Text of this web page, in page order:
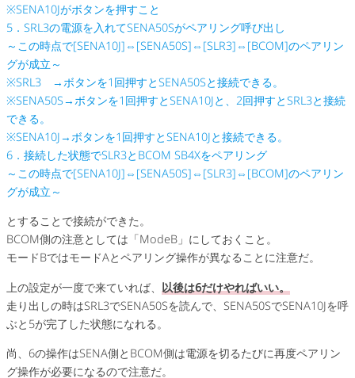
※SENA10Jがボタンを押すこと
5．SRL3の電源を入れてSENA50Sがペアリング呼び出し
～この時点で[SENA10J]⇔[SENA50S]⇔[SLR3]⇔[BCOM]のペアリン
グが成立～
※SRL3 →ボタンを1回押すとSENA50Sと接続できる。
※SENA50S→ボタンを1回押すとSENA10Jと、2回押すとSRL3と接続
できる。
※SENA10J→ボタンを1回押すとSENA10Jと接続できる。
6．接続した状態でSLR3とBCOM SB4Xをペアリング
～この時点で[SENA10J]⇔[SENA50S]⇔[SLR3]⇔[BCOM]のペアリン
グが成立～
とすることで接続ができた。
BCOM側の注意としては「ModeB」にしておくこと。
モードBではモードAとペアリング操作が異なることに注意だ。
上の設定が一度で来ていれば、 以後は6だけやればいい。
走り出しの時はSRL3でSENA50Sを読んで、SENA50SでSENA10Jを呼
ぶと5が完了した状態になれる。
尚、6の操作はSENA側とBCOM側は電源を切るたびに再度ペアリン
グ操作が必要になるので注意だ。